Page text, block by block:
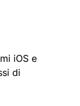
iOS e
di